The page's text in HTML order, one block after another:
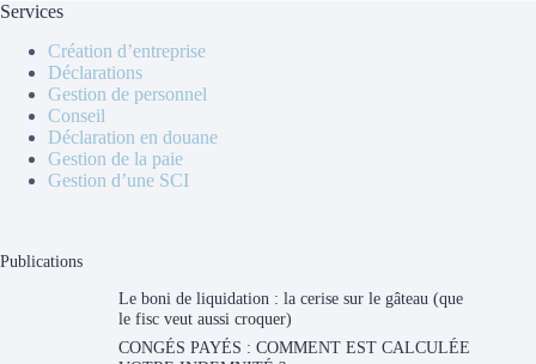
Services
Création d’entreprise
Déclarations
Gestion de personnel
Conseil
Déclaration en douane
Gestion de la paie
Gestion d’une SCI
Publications
Le boni de liquidation : la cerise sur le gâteau (que
le fisc veut aussi croquer)
CONGÉS PAYÉS : COMMENT EST CALCULÉE